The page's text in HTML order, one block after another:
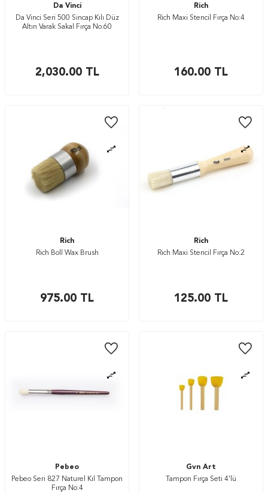
Da Vinci
Da Vinci Seri 500 Sincap Kılı Düz
Altın Varak Sakal Fırça No:60
2,030.00TL
Rich
Rich Maxi Stencil Fırça No:4
160.00 TL
Rich
Rich Boll Wax Brush
975.00 TL
Rich
Rich Maxi Stencil Fırça No:2
125.00 TL
Pebeo
Pebeo Seri 827 Naturel Kıl Tampon
Fırça No:4
Gvn Art
Tampon Fırça Seti 4’lü